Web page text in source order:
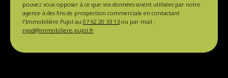
pouvez vous opposer à ce que vos données soient utilisées par notre
agence à des fins de prospection commerciale en contactant
l'Immobilière Pujol au 07 62 20 33 13 ou par mail :
rgpd@immobiliere-pujol.fr